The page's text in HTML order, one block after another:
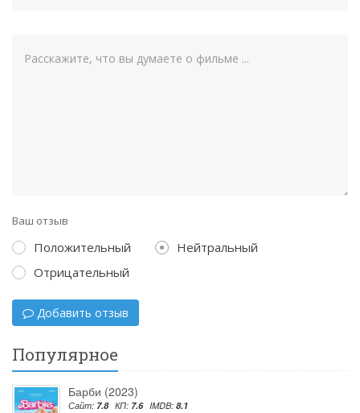
Ваш отзыв
Положительный
Нейтральный
Отрицательный
Добавить отзыв
Популярное
Барби (2023)
Сайт: 7.8 КП: 7.6 IMDB: 8.1